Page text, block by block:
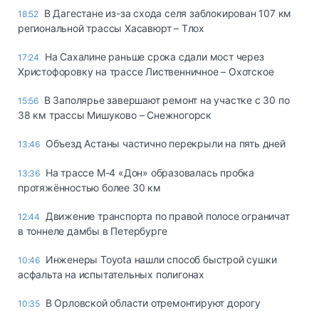
18:52 В Дагестане из-за схода селя заблокирован 107 км
региональной трассы Хасавюрт – Тлох
17:24
На Сахалине раньше срока сдали мост через
Христофоровку на трассе Лиственничное – Охотское
15:56 В Заполярье завершают ремонт на участке с 30 по
38 км трассы Мишуково – Снежногорск
13:46 Объезд Астаны частично перекрыли на пять дней
13:36 На трассе М-4 «Дон» образовалась пробка
протяжённостью более 30 км
12:44
Движение транспорта по правой полосе ограничат
в тоннеле дамбы в Петербурге
10:46 Инженеры Toyota нашли способ быстрой сушки
асфальта на испытательных полигонах
10:35 В Орловской области отремонтируют дорогу